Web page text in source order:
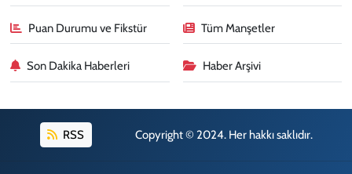
Puan Durumu ve Fikstür Tüm Manşetler
Son Dakika Haberleri Haber Arşivi
RSS Copyright © 2024. Her hakkı saklıdır.